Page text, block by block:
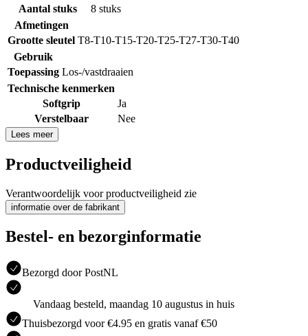
Aantal stuks
8 stuks
Afmetingen
Grootte sleutel T8-T10-T15-T20-T25-T27-T30-T40
Gebruik
Toepassing Los-/vastdraaien
Technische kenmerken
Softgrip
Ja
Verstelbaar
Nee
Lees meer
Productveiligheid
Verantwoordelijk voor productveiligheid zie
informatie over de fabrikant
Bestel- en bezorginformatie
Bezorgd door PostNL
Vandaag besteld, maandag 10 augustus in huis
Thuisbezorgd voor €4.95 en gratis vanaf €50